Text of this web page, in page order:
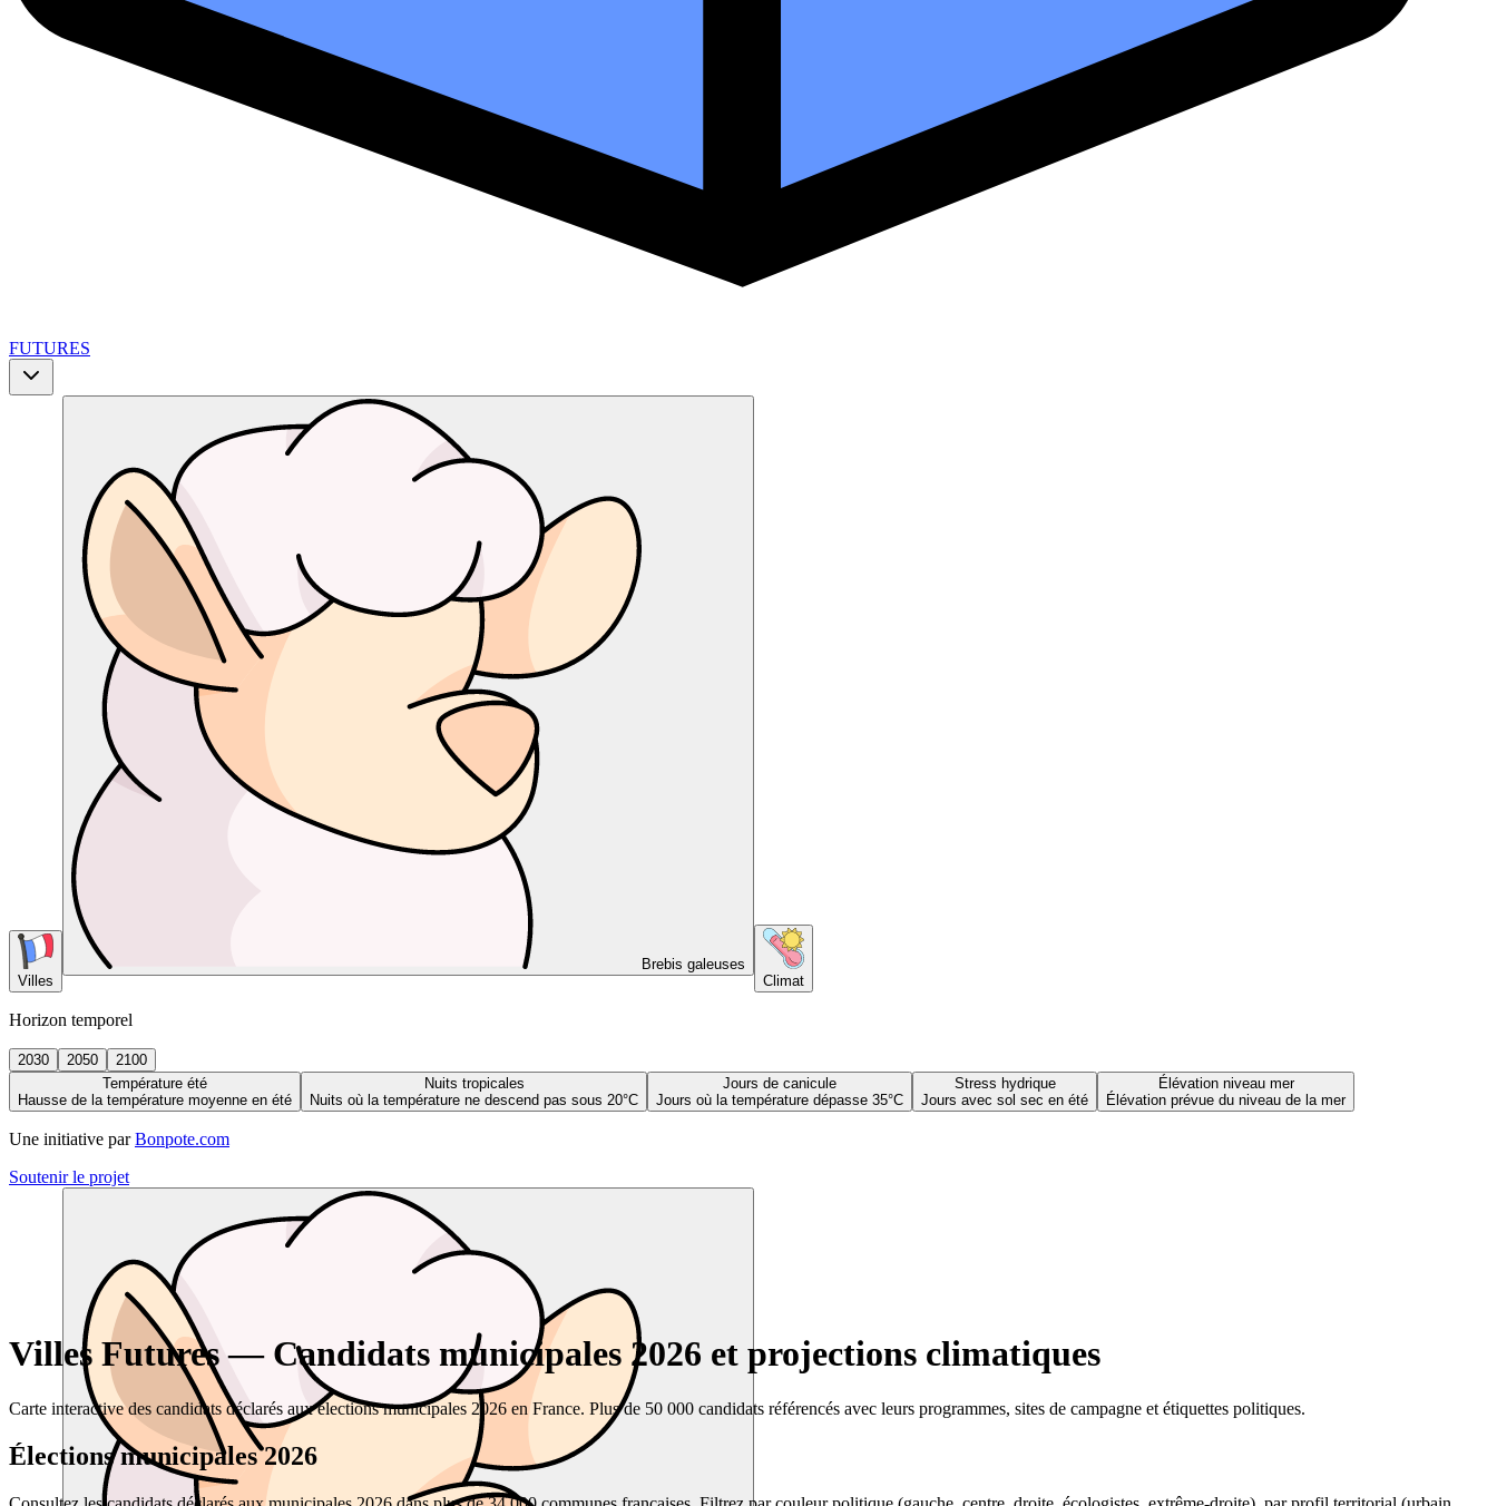
FUTURES
Villes
Brebis galeuses
Climat
Horizon temporel
2030 2050
2100
Température été
Hausse de la température moyenne en été
Nuits tropicales
Nuits où la température ne descend pas sous 20°C
Jours de canicule
Jours où la température dépasse 35°C
Stress hydrique
Jours avec sol sec en été
Élévation niveau mer
Élévation prévue du niveau de la mer
Une initiative par Bonpote.com
Soutenir le projet
Villes Futures — Candidats municipales 2026 et projections climatiques
Carte interactive des candidats déclarés aux élections municipales 2026 en France. Plus de 50 000 candidats référencés avec leurs programmes, sites de campagne et étiquettes politiques.
Élections municipales 2026